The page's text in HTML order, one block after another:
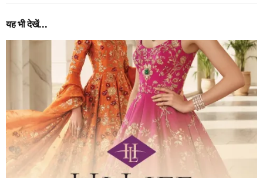
यह भी देखें...